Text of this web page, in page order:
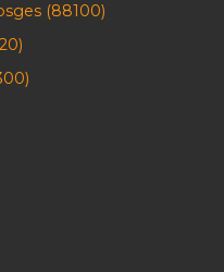
(88100)